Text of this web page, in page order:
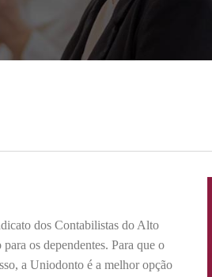
dos Contabilistas do Alto
os dependentes. Para que o
a Uniodonto é a melhor opção